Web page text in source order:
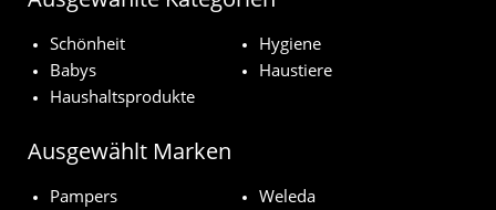
Schönheit
Hygiene
Babys
Haustiere
Haushaltsprodukte
Ausgewählt Marken
Pampers
Weleda